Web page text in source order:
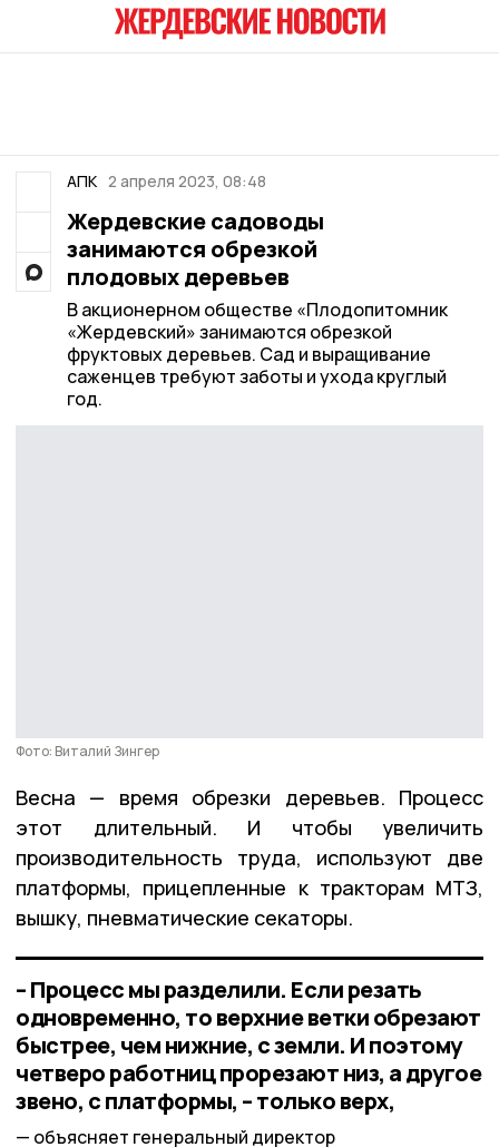
АПК 2 апреля 2023, 08:48
Жердевские садоводы
занимаются обрезкой
плодовых деревьев
В акционерном обществе «Плодопитомник
«Жердевский» занимаются обрезкой
фруктовых деревьев. Сад и выращивание
саженцев требуют заботы и ухода круглый
год.
Фото: Виталий Зингер
Весна — время обрезки деревьев. Процесс
этот длительный. И чтобы увеличить
производительность труда, используют две
платформы, прицепленные к тракторам МТЗ,
вышку, пневматические секаторы.
– Процесс мы разделили. Если резать
одновременно, то верхние ветки обрезают
быстрее, чем нижние, с земли. И поэтому
четверо работниц прорезают низ, а другое
звено, с платформы, – только верх,
объясняет генеральный директор